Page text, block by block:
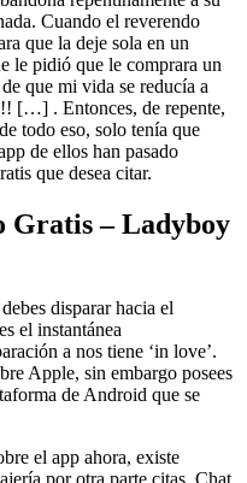
Cuando el reverendo
que la deje sola en un
le pidió que le comprara un
que mi vida se reducía a
[…] . Entonces, de repente,
todo eso, solo tenía que
de ellos han pasado
que desea citar.
Gratis – Ladyboy
disparar hacia el
el instantánea
a nos tiene ‘in love’.
Apple, sin embargo posees
de Android que se
el app ahora, existe
por otra parte citas. Chat